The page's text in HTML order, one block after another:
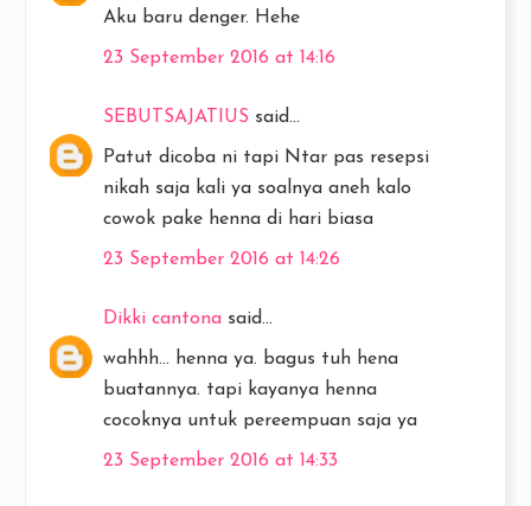
Aku baru denger. Hehe
23 September 2016 at 14:16
SEBUTSAJATIUS said...
Patut dicoba ni tapi Ntar pas resepsi
nikah saja kali ya soalnya aneh kalo
cowok pake henna di hari biasa
23 September 2016 at 14:26
Dikki cantona said...
wahhh... henna ya. bagus tuh hena
buatannya. tapi kayanya henna
cocoknya untuk pereempuan saja ya
23 September 2016 at 14:33